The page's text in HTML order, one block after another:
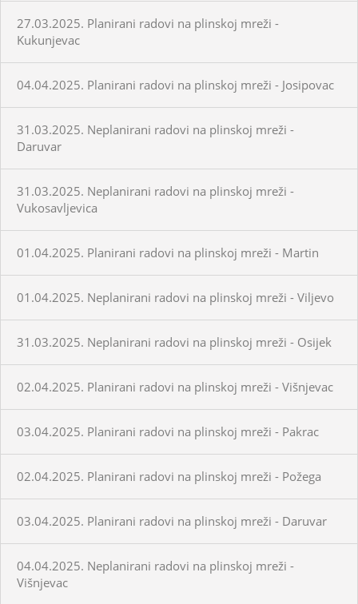
27.03.2025. Planirani radovi na plinskoj mreži -
Kukunjevac
04.04.2025. Planirani radovi na plinskoj mreži - Josipovac
31.03.2025. Neplanirani radovi na plinskoj mreži -
Daruvar
31.03.2025. Neplanirani radovi na plinskoj mreži -
Vukosavljevica
01.04.2025. Planirani radovi na plinskoj mreži - Martin
01.04.2025. Neplanirani radovi na plinskoj mreži - Viljevo
31.03.2025. Neplanirani radovi na plinskoj mreži - Osijek
02.04.2025. Planirani radovi na plinskoj mreži - Višnjevac
03.04.2025. Planirani radovi na plinskoj mreži - Pakrac
02.04.2025. Planirani radovi na plinskoj mreži - Požega
03.04.2025. Planirani radovi na plinskoj mreži - Daruvar
04.04.2025. Neplanirani radovi na plinskoj mreži -
Višnjevac